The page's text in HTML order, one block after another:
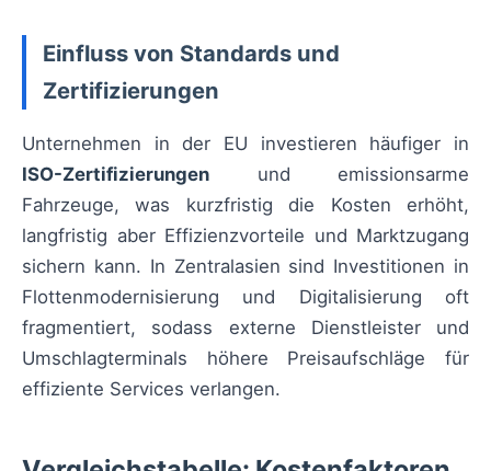
Einfluss von Standards und
Zertifizierungen
Unternehmen in der EU investieren häufiger in
ISO-Zertifizierungen und emissionsarme
Fahrzeuge, was kurzfristig die Kosten erhöht,
langfristig aber Effizienzvorteile und Marktzugang
sichern kann. In Zentralasien sind Investitionen in
Flottenmodernisierung und Digitalisierung oft
fragmentiert, sodass externe Dienstleister und
Umschlagterminals höhere Preisaufschläge für
effiziente Services verlangen.